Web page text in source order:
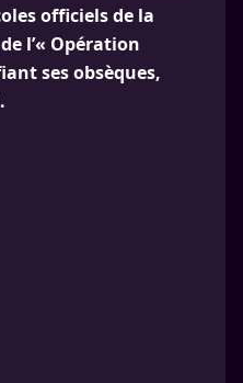
officiels de la
l’« Opération
ses obsèques,